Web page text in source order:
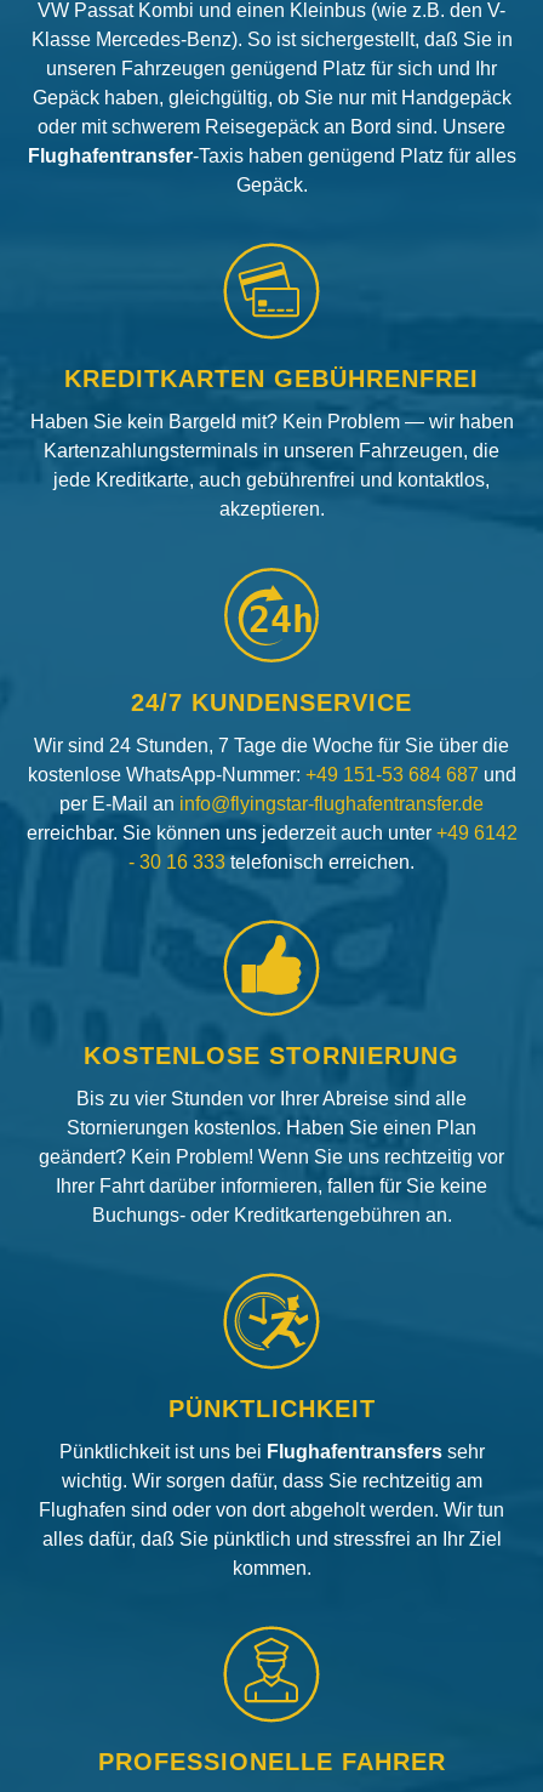
VW Passat Kombi und einen Kleinbus (wie z.B. den V-
Klasse Mercedes-Benz). So ist sichergestellt, daß Sie in
unseren Fahrzeugen genügend Platz für sich und Ihr
Gepäck haben, gleichgültig, ob Sie nur mit Handgepäck
oder mit schwerem Reisegepäck an Bord sind. Unsere
Flughafentransfer-Taxis haben genügend Platz für alles
Gepäck.
KREDITKARTEN GEBÜHRENFREI
Haben Sie kein Bargeld mit? Kein Problem — wir haben
Kartenzahlungsterminals in unseren Fahrzeugen, die
jede Kreditkarte, auch gebührenfrei und kontaktlos,
akzeptieren.
24h
24/7 KUNDENSERVICE
Wir sind 24 Stunden, 7 Tage die Woche für Sie über die
kostenlose WhatsApp-Nummer: +49 151-53 684 687 und
per E-Mail an info@flyingstar-flughafentransfer.de
erreichbar. Sie können uns jederzeit auch unter +49 6142
- 30 16 333 telefonisch erreichen.
KOSTENLOSE STORNIERUNG
Bis zu vier Stunden vor Ihrer Abreise sind alle
Stornierungen kostenlos. Haben Sie einen Plan
geändert? Kein Problem! Wenn Sie uns rechtzeitig vor
Ihrer Fahrt darüber informieren, fallen für Sie keine
Buchungs- oder Kreditkartengebühren an.
PÜNKTLICHKEIT
Pünktlichkeit ist uns bei Flughafentransfers sehr
wichtig. Wir sorgen dafür, dass Sie rechtzeitig am
Flughafen sind oder von dort abgeholt werden. Wir tun
alles dafür, daß Sie pünktlich und stressfrei an Ihr Ziel
kommen.
PROFESSIONELLE FAHRER